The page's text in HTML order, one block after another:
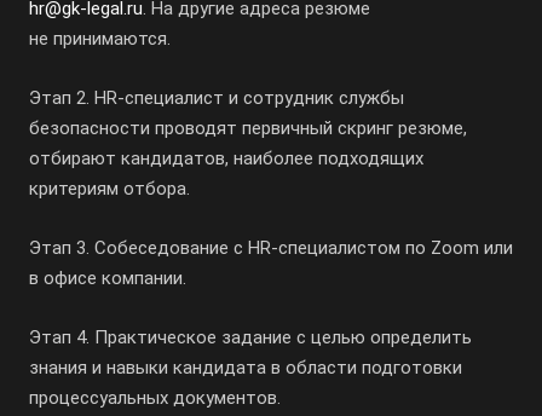
hr@gk-legal.ru. На другие адреса резюме
не принимаются.
Этап 2. HR-специалист и сотрудник службы
безопасности проводят первичный скринг резюме,
отбирают кандидатов, наиболее подходящих
критериям отбора.
Этап 3. Собеседование с HR-специалистом по Zoom или
в офисе компании.
Этап 4. Практическое задание с целью определить
знания и навыки кандидата в области подготовки
процессуальных документов.